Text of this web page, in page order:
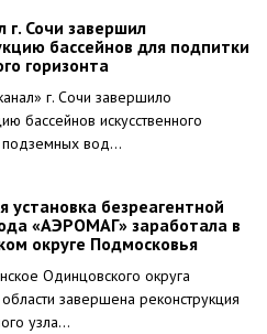
г. Сочи завершил
бассейнов для подпитки
горизонта
г. Сочи завершило
бассейнов искусственного
вод...
установка безреагентной
«АЭРОМАГ» заработала в
округе Подмосковья
Одинцовского округа
завершена реконструкция
узла...